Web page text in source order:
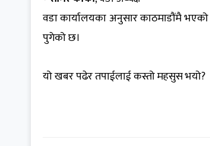
वडा कार्यालयका अनुसार काठमाडौंमै भएको
पुगेको छ।
यो खबर पढेर तपाईलाई कस्तो महसुस भयो?